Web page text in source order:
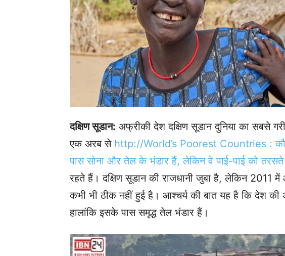
दक्षिण सूडान: अफ्रीकी देश दक्षिण सूडान दुनिया का सबसे
एक अरब से http://World’s Poorest Countries :
पास सोना और तेल के भंडार हैं, लेकिन वे पाई-पाई को
रहते हैं। दक्षिण सूडान की राजधानी जुबा है, लेकिन 2011
कभी भी ठीक नहीं हुई है। आश्चर्य की बात यह है कि देश की
हालांकि इसके पास समृद्ध तेल भंडार हैं।